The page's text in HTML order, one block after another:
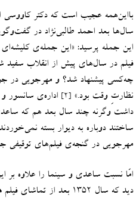
بااین‌همه عجیب است که دکتر کاووسی
سال‌ها بعد احمد طالبی‌نژاد در
این جمله پرسید: «این جمله‌ی کلیشه‌ای
فیلم در سال‌های پیش از انقلاب سفید
چه‌کسی پیشنهاد شد؟ و مهرجویی در
نظارتِ وقت بود.»
[۲] اداره‌ی سانسور
داشت وگرنه چند سال بعد هم که
ساختند دوباره به دیوار بسته
مهرجویی در گنجه‌ی فیلم‌های توقیفی
امّا نسبت ساعدی و سینما را علاوه بر
دید که سال ۱۳۵۲ بعد از تماشای فیلم